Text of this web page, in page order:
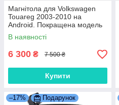
Магнітола для Volkswagen
Touareg 2003-2010 на
Android. Покращена модель
(2/64 ГБ)
В наявності
6 300 ₴ 7 500 ₴
Купити
–17% Подарунок